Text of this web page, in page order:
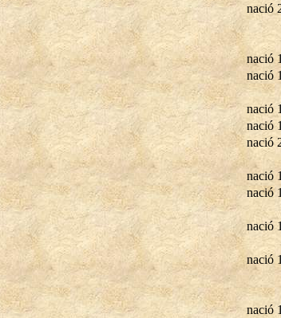
nació
nació
nació
nació
nació
nació
nació
nació
nació
nació
nació